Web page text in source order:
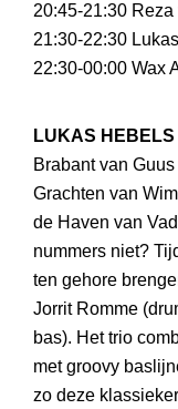
20:45-21:30
21:30-22:30
22:30-00:00 Wax
LUKAS HEBELS
Brabant van
Grachten van
de Haven van
nummers niet?
ten gehore
Jorrit Romme
bas). Het trio
met groovy
zo deze